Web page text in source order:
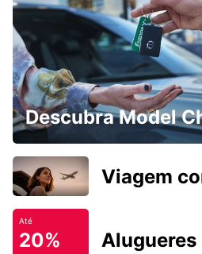
Descubra Model
Viagem
Até
20% Alugueres